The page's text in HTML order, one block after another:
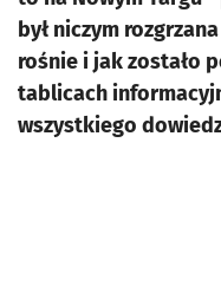
był niczym
rośnie i jak zostało
tablicach
wszystkiego